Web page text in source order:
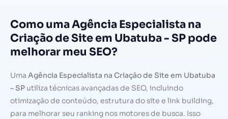
Como uma Agência Especialista na
Criação de Site em Ubatuba - SP pode
melhorar meu SEO?
Uma Agência Especialista na Criação de Site em Ubatuba
– SP utiliza técnicas avançadas de SEO, incluindo
otimização de conteúdo, estrutura do site e link building,
para melhorar seu ranking nos motores de busca. Isso